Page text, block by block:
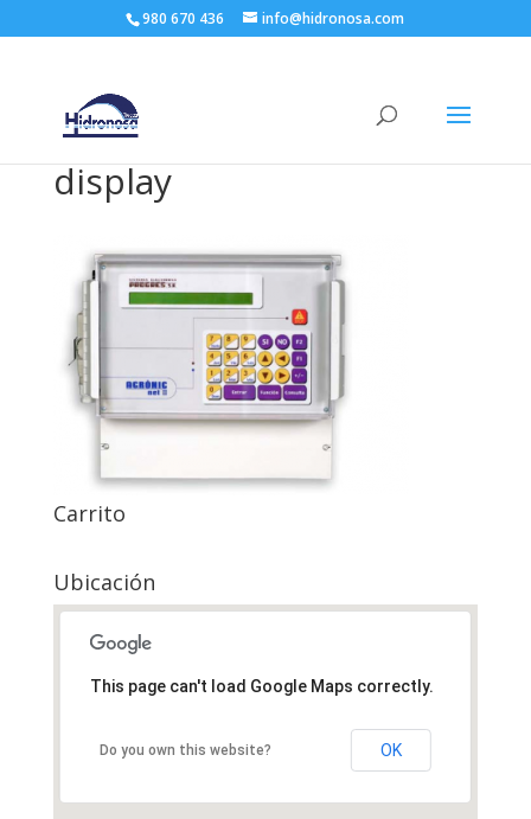
980 670 436 info@hidronosa.com
display
Carrito
Ubicación
This page can't load Google Maps correctly.
Do you own this website? OK